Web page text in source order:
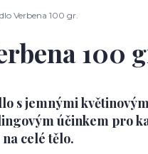
Verbena 100 gr.
100
s jemnými
účinkem pro
celé tělo.